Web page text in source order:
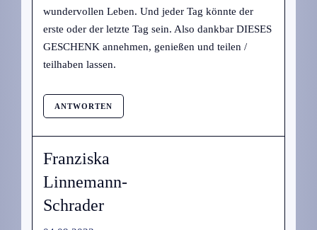
wundervollen Leben. Und jeder Tag könnte der
erste oder der letzte Tag sein. Also dankbar DIESES
GESCHENK annehmen, genießen und teilen /
teilhaben lassen.
ANTWORTEN
Franziska
Linnemann-
Schrader